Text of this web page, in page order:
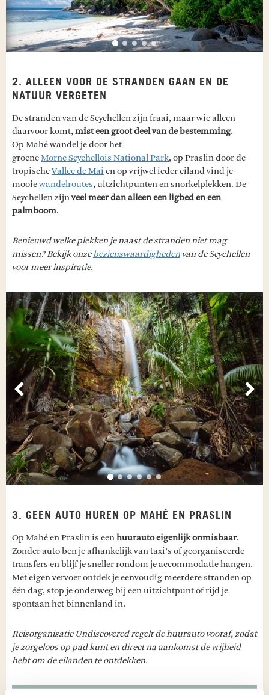
2. ALLEEN VOOR DE STRANDEN GAAN EN DE
NATUUR VERGETEN
De stranden van de Seychellen zijn fraai, maar wie alleen
daarvoor komt, mist een groot deel van de bestemming.
Op Mahé wandel je door het
groeneMorne Seychellois National Park, op Praslin door de
tropischeVallée de Mai en op vrijwel ieder eiland vind je
mooiewandelroutes, uitzichtpunten en snorkelplekken. De
Seychellen zijnveel meer dan alleen een ligbed en een
palmboom.
Benieuwd welke plekken je naast de stranden niet mag
missen? Bekijk onzebezienswaardigheden van de Seychellen
voor meer inspiratie.
Vorige
3. GEEN AUTO HUREN OP MAHÉ EN PRASLIN
Op Mahé en Praslin is eenhuurauto eigenlijk onmisbaar.
Zonder auto ben je afhankelijk van taxi’s of georganiseerde
transfers en blijf je sneller rondom je accommodatie hangen.
Met eigen vervoer ontdek je eenvoudig meerdere stranden op
één dag, stop je onderweg bij een uitzichtpunt of rijd je
spontaan het binnenland in.
Reisorganisatie Undiscovered regelt de huurauto vooraf, zodat
je zorgeloos op pad kunt en direct na aankomst de vrijheid
hebt om de eilanden te ontdekken.